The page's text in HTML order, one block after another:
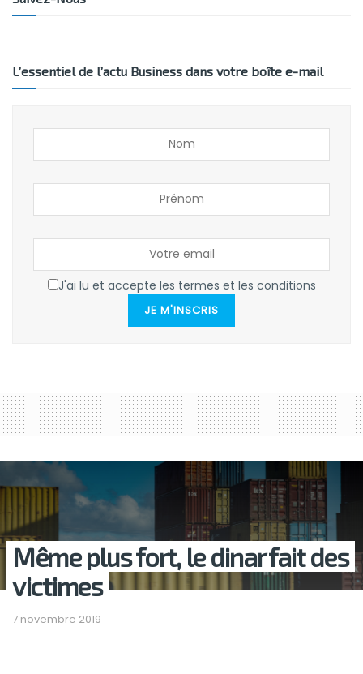
L’essentiel de l’actu Business dans votre boîte e-mail
J'ai lu et accepte les termes et les conditions
JE M'INSCRIS
Même plus fort, le dinar fait des
victimes
7 novembre 2019